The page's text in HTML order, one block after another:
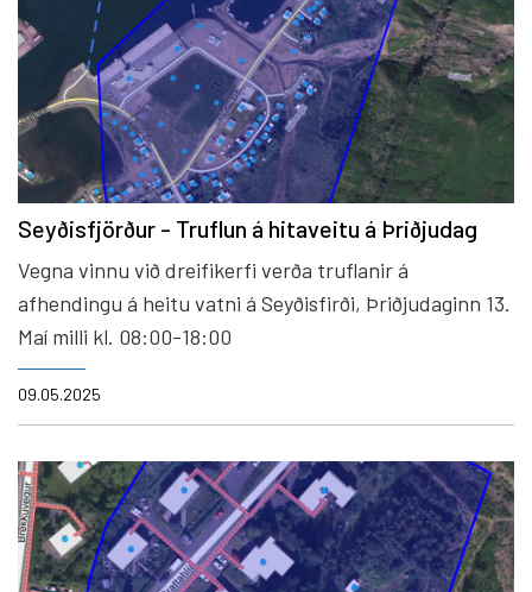
Seyðisfjörður - Truflun á hitaveitu á Þriðjudag
09.05.2025
Vegna vinnu við dreifikerfi verða truflanir á
afhendingu á heitu vatni á Seyðisfirði, Þriðjudaginn 13.
Maí milli kl. 08:00-18:00